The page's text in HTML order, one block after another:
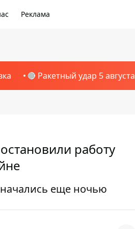
Реклама
🔴 Ракетный удар 5 августа
работу
еще ночью